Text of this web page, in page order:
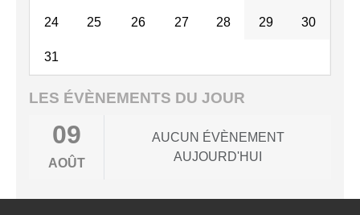
24 25 26 27 28 29 30
31
LES ÉVÈNEMENTS DU JOUR
09
AOÛT
AUCUN ÉVÈNEMENT
AUJOURD'HUI